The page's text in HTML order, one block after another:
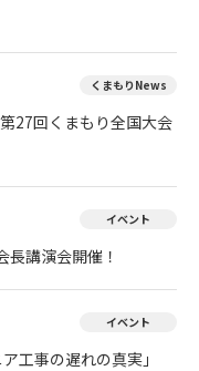
くまもりNews
27回くまもり全国大会
イベント
長講演会開催！
イベント
工事の遅れの真実」